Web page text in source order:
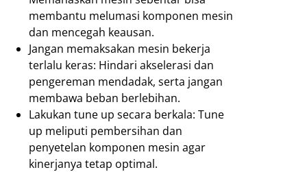
membantu melumasi komponen mesin
dan mencegah keausan.
Jangan memaksakan mesin bekerja
terlalu keras: Hindari akselerasi dan
pengereman mendadak, serta jangan
membawa beban berlebihan.
Lakukan tune up secara berkala: Tune
up meliputi pembersihan dan
penyetelan komponen mesin agar
kinerjanya tetap optimal.